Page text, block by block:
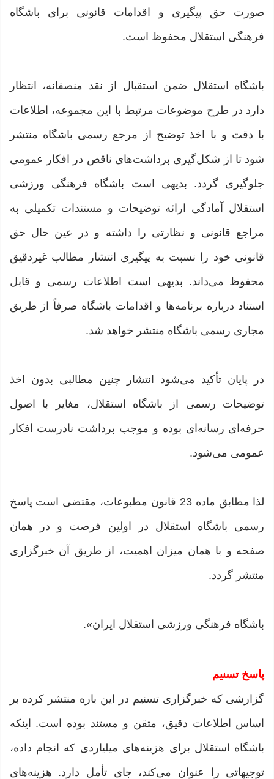
صورت حق پیگیری و اقدامات قانونی برای باشگاه
فرهنگی استقلال محفوظ است.
باشگاه استقلال ضمن استقبال از نقد منصفانه، انتظار
دارد در طرح موضوعات مرتبط با این مجموعه، اطلاعات
با دقت و با اخذ توضیح از مرجع رسمی باشگاه منتشر
شود تا از شکل‌گیری برداشت‌های ناقص در افکار عمومی
جلوگیری گردد. بدیهی است باشگاه فرهنگی ورزشی
استقلال آمادگی ارائه توضیحات و مستندات تکمیلی به
مراجع قانونی و نظارتی را داشته و در عین حال حق
قانونی خود را نسبت به پیگیری انتشار مطالب غیردقیق
محفوظ می‌داند. بدیهی است اطلاعات رسمی و قابل
استناد درباره برنامه‌ها و اقدامات باشگاه صرفاً از طریق
مجاری رسمی باشگاه منتشر خواهد شد.
در پایان تأکید می‌شود انتشار چنین مطالبی بدون اخذ
توضیحات رسمی از باشگاه استقلال، مغایر با اصول
حرفه‌ای رسانه‌ای بوده و موجب برداشت نادرست افکار
عمومی می‌شود.
لذا مطابق ماده 23 قانون مطبوعات، مقتضی است پاسخ
رسمی باشگاه استقلال در اولین فرصت و در همان
صفحه و با همان میزان اهمیت، از طریق آن خبرگزاری
منتشر گردد.
باشگاه فرهنگی ورزشی استقلال ایران».
پاسخ تسنیم
گزارشی که خبرگزاری تسنیم در این باره منتشر کرده بر
اساس اطلاعات دقیق، متقن و مستند بوده است. اینکه
باشگاه استقلال برای هزینه‌های میلیاردی که انجام داده،
توجیهاتی را عنوان می‌کند، جای تأمل دارد. هزینه‌های